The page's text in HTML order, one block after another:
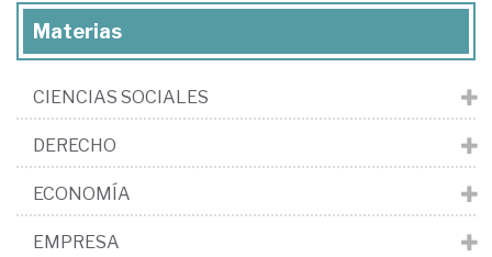
Materias
CIENCIAS SOCIALES
DERECHO
ECONOMÍA
EMPRESA